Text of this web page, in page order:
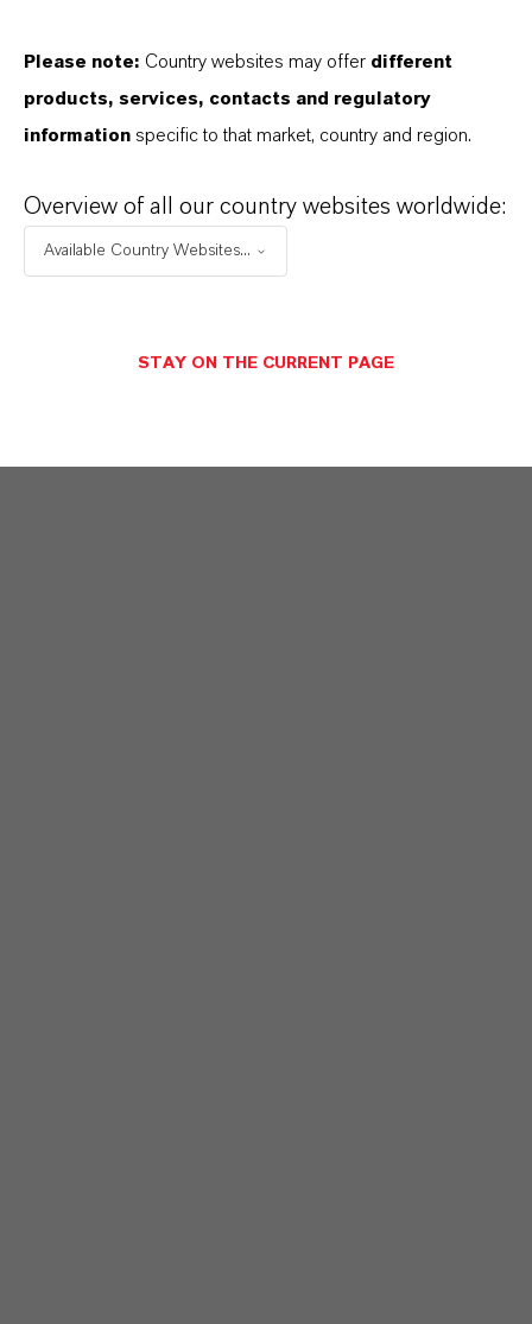
Please note: Country websites may offer different
products, services, contacts and regulatory
information specific to that market, country and region.
Overview of all our country websites worldwide:
Available Country Websites...
STAY ON THE CURRENT PAGE